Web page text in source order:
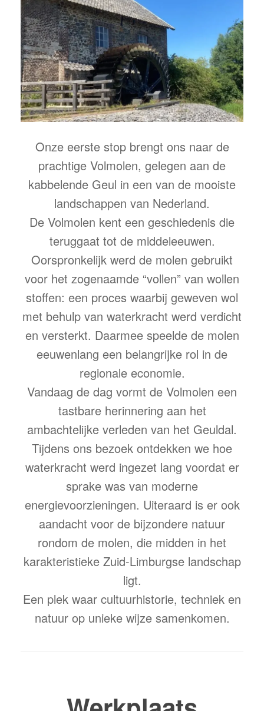
Onze eerste stop brengt ons naar de
prachtige Volmolen, gelegen aan de
kabbelende Geul in een van de mooiste
landschappen van Nederland.
De Volmolen kent een geschiedenis die
teruggaat tot de middeleeuwen.
Oorspronkelijk werd de molen gebruikt
voor het zogenaamde “vollen” van wollen
stoffen: een proces waarbij geweven wol
met behulp van waterkracht werd verdicht
en versterkt. Daarmee speelde de molen
eeuwenlang een belangrijke rol in de
regionale economie.
Vandaag de dag vormt de Volmolen een
tastbare herinnering aan het
ambachtelijke verleden van het Geuldal.
Tijdens ons bezoek ontdekken we hoe
waterkracht werd ingezet lang voordat er
sprake was van moderne
energievoorzieningen. Uiteraard is er ook
aandacht voor de bijzondere natuur
rondom de molen, die midden in het
karakteristieke Zuid-Limburgse landschap
ligt.
Een plek waar cultuurhistorie, techniek en
natuur op unieke wijze samenkomen.